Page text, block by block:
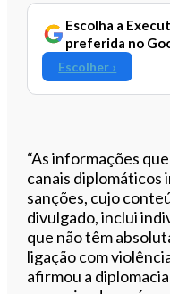
Escolha a
preferida no
Escolher ›
“As informações
canais diplomáticos
sanções, cujo
divulgado, inclui
que não têm
ligação com
afirmou a